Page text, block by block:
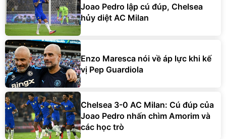
Joao Pedro lập cú đúp, Chelsea
hủy diệt AC Milan
Enzo Maresca nói về áp lực khi kế
vị Pep Guardiola
Chelsea 3-0 AC Milan: Cú đúp của
Joao Pedro nhấn chìm Amorim và
các học trò